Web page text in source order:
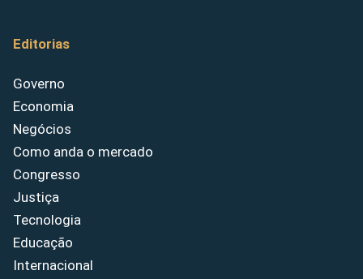
Editorias
Governo
Economia
Negócios
Como anda o mercado
Congresso
Justiça
Tecnologia
Educação
Internacional